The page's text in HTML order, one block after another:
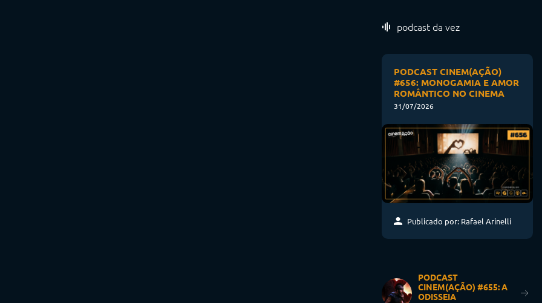
podcast da vez
PODCAST CINEM(AÇÃO)
#656: MONOGAMIA E AMOR
ROMÂNTICO NO CINEMA
31/07/2026
Publicado por: Rafael Arinelli
PODCAST
CINEM(AÇÃO) #655: A
ODISSEIA